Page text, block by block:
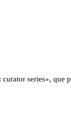
series», que